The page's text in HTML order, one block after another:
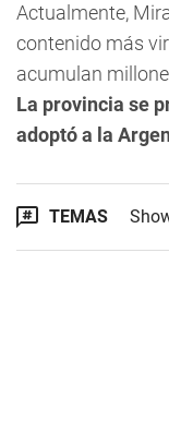
Actualmente,
contenido más
acumulan
La provincia se
adoptó a la
TEMAS